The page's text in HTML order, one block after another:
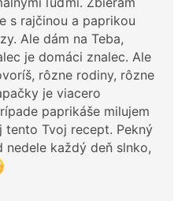
s rajčinou a paprikou
Ale dám na Teba,
je domáci znalec. Ale
rôzne rodiny, rôzne
je viacero
paprikáše milujem
tento Tvoj recept. Pekný
nedele každý deň slnko,